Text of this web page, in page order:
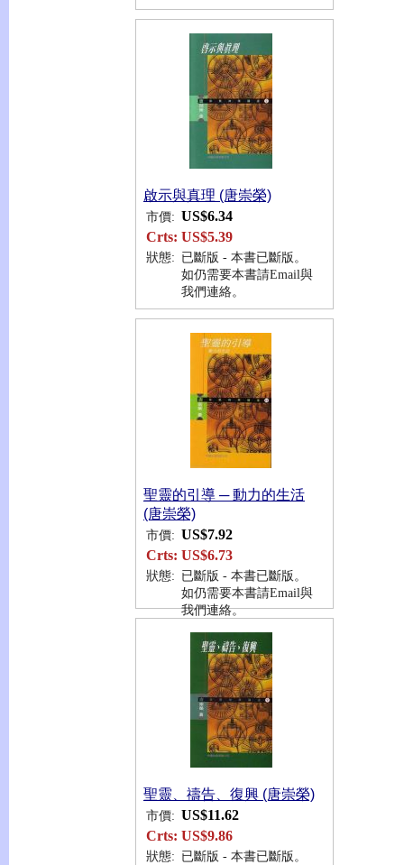
啟示與真理 (唐崇榮)
市價: US$6.34
Crts: US$5.39
狀態: 已斷版 - 本書已斷版。
如仍需要本書請Email與
我們連絡。
聖靈的引導 ─ 動力的生活
(唐崇榮)
市價: US$7.92
Crts: US$6.73
狀態: 已斷版 - 本書已斷版。
如仍需要本書請Email與
我們連絡。
聖靈、禱告、復興 (唐崇榮)
市價: US$11.62
Crts: US$9.86
狀態: 已斷版 - 本書已斷版。